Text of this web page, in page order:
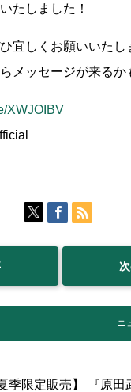
いたしました！
宜しくお願いいたし
メッセージが来るか
XWJOIBV
ニ
季限定販売】 『原田